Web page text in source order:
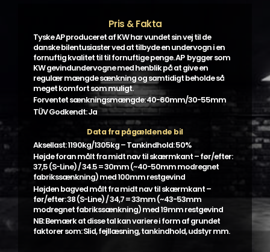
Pris & Fakta
Tyske AP produceret af KW har vundet sin vej til de
danske bilentusiaster ved at tilbyde en undervogn i en
fornuftig kvalitet til til fornuftige penge. AP bygger som
KW gevindundervogne med henblik på at give en
regulær mængde sænkning og samtidigt beholde så
meget komfort som muligt.
Forventet sænkningsmængde: 40-60mm/30-55mm
TÜV Godkendt: Ja
Data fra pågældende bil
Aksellast: 1190kg/1305kg – Tankindhold: 50%
Højde foran målt fra midt nav til skærmkant – før/efter:
37,5 (S-Line) / 34.5 = 30mm (~40-50mm modregnet
fabrikssænkning) med 100mm restgevind
Højden bagved målt fra midt nav til skærmkant –
før/efter: 38 (S-Line) / 34,7 = 33mm (~43-53mm